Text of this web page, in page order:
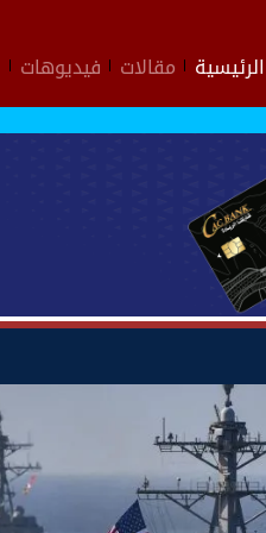
الرئيسية مقالات فيديوهات